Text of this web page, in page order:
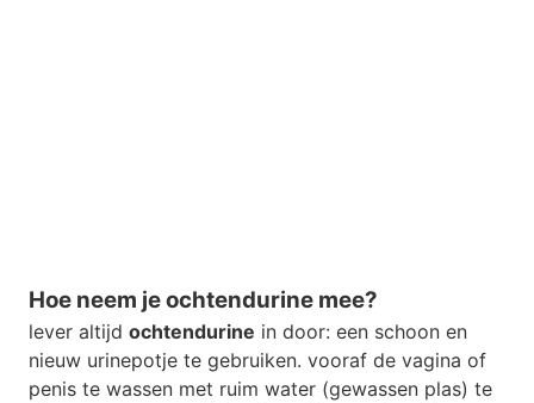
Hoe neem je ochtendurine mee?
lever altijd ochtendurine in door: een schoon en
nieuw urinepotje te gebruiken. vooraf de vagina of
penis te wassen met ruim water (gewassen plas) te